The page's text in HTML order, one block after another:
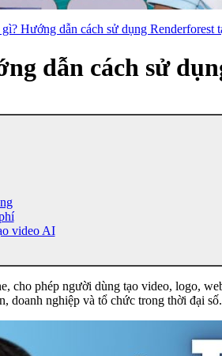
Hướng dẫn cách sử dụng Renderforest
dẫn cách sử
video AI
cho phép người dùng tạo video, logo,
doanh nghiệp và tổ chức trong thời đại số.